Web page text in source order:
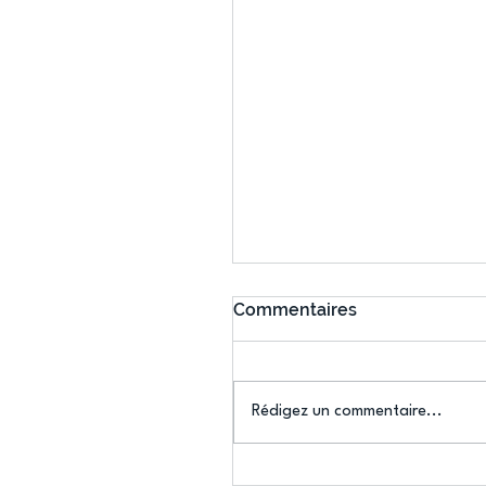
Commentaires
Rédigez un commentaire...